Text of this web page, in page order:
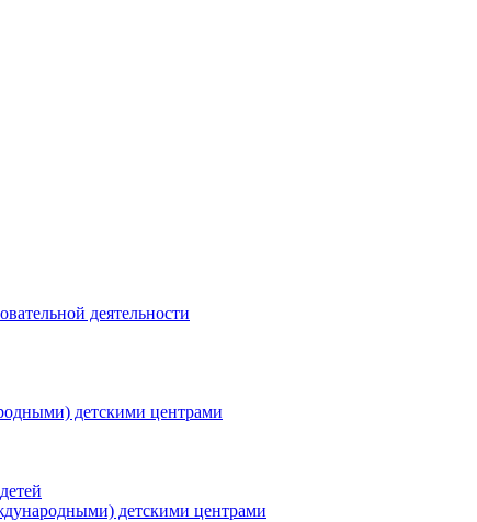
деятельности
детскими центрами
детскими центрами